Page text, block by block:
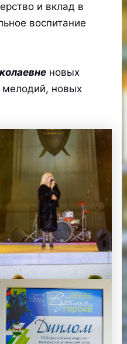
и вклад в
воспитание
новых
мелодий, новых